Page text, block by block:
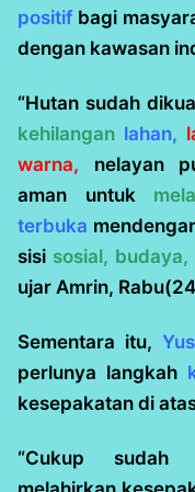
positif bagi
dengan kawasan
“Hutan sudah
kehilangan lahan,
warna, nelayan
aman untuk
terbuka mendengar
sisi sosial, budaya,
ujar Amrin,
Sementara itu,
perlunya langkah
kesepakatan di
“Cukup sudah